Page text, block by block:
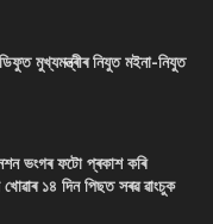
নিযুত মইনা-নিযুত
ফটো প্ৰকাশ কৰি
১৪ দিন পিছত সৰৱ ৱাংচুক